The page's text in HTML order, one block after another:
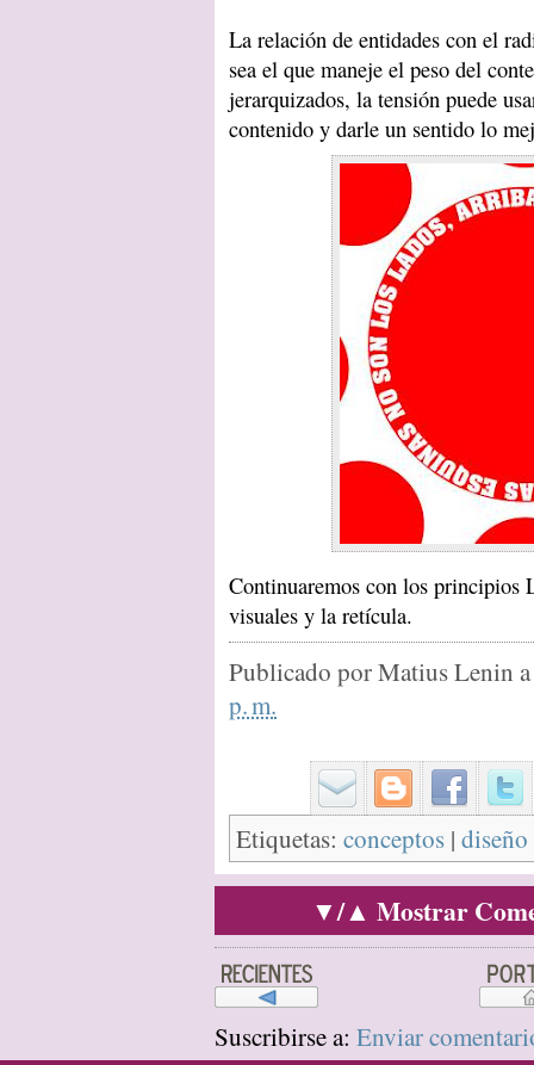
La relación de entidades con el
sea el que maneje el peso del
jerarquizados, la tensión puede
contenido y darle un sentido lo
Continuaremos con los principios
visuales y la retícula.
Publicado porMatius Lenin
p. m.
Etiquetas: conceptos |
▼/▲ Mostrar
Suscribirse a: Enviar